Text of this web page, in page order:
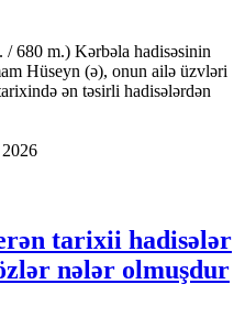
680 m.) Kərbəla hadisəsinin
Hüseyn (ə), onun ailə üzvləri
ən təsirli hadisələrdən
tarixii hadisələr
nələr olmuşdur